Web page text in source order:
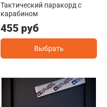
Тактический паракорд с
карабином
455 руб
Выбрать